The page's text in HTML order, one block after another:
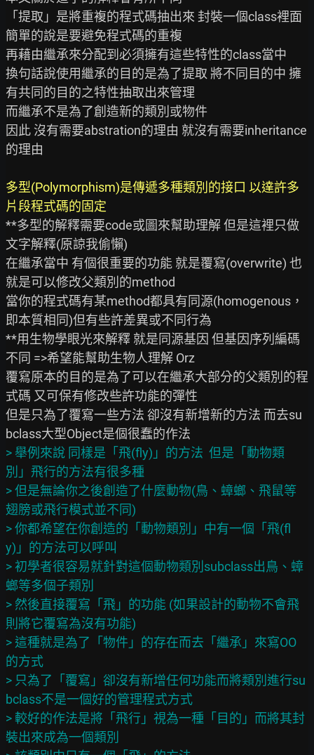
「提取」是將重複的程式碼抽出來 封裝一個class裡面
簡單的說是要避免程式碼的重複
再藉由繼承來分配到必須擁有這些特性的class當中
換句話說使用繼承的目的是為了提取 將不同目的中 擁
有共同的目的之特性抽取出來管理
而繼承不是為了創造新的類別或物件
因此 沒有需要abstration的理由 就沒有需要inheritance
的理由
多型(Polymorphism)是傳遞多種類別的接口 以達許多
片段程式碼的固定
**多型的解釋需要code或圖來幫助理解 但是這裡只做
文字解釋(原諒我偷懶)
在繼承當中 有個很重要的功能 就是覆寫(overwrite) 也
就是可以修改父類別的method
當你的程式碼有某method都具有同源(homogenous，
即本質相同)但有些許差異或不同行為
**用生物學眼光來解釋 就是同源基因 但基因序列編碼
不同 =>希望能幫助生物人理解 Orz
覆寫原本的目的是為了可以在繼承大部分的父類別的程
式碼 又可保有修改些許功能的彈性
但是只為了覆寫一些方法 卻沒有新增新的方法 而去su
> 舉例來說 同樣是「飛(fly)」的方法  但是「動物類
別」飛行的方法有很多種
> 但是無論你之後創造了什麼動物(鳥、蟑螂、飛鼠等
翅膀或飛行模式並不同)
> 你都希望在你創造的「動物類別」中有一個「飛(fl
y)」的方法可以呼叫
> 初學者很容易就針對這個動物類別subclass出鳥、蟑
螂等多個子類別
> 然後直接覆寫「飛」的功能 (如果設計的動物不會飛
則將它覆寫為沒有功能)
> 這種就是為了「物件」的存在而去「繼承」來寫OO
的方式
> 只為了「覆寫」卻沒有新增任何功能而將類別進行su
bclass不是一個好的管理程式方式
> 較好的作法是將「飛行」視為一種「目的」而將其封
裝出來成為一個類別